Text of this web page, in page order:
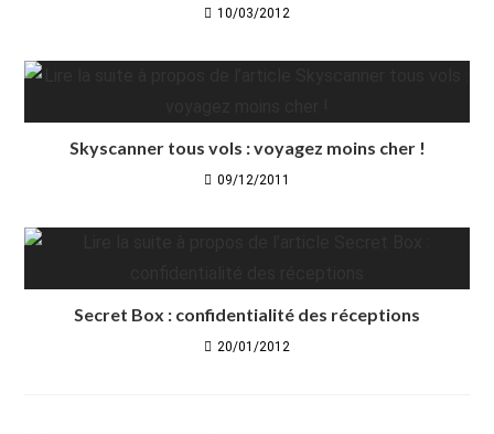
10/03/2012
Skyscanner tous vols : voyagez moins cher !
09/12/2011
Secret Box : confidentialité des réceptions
20/01/2012